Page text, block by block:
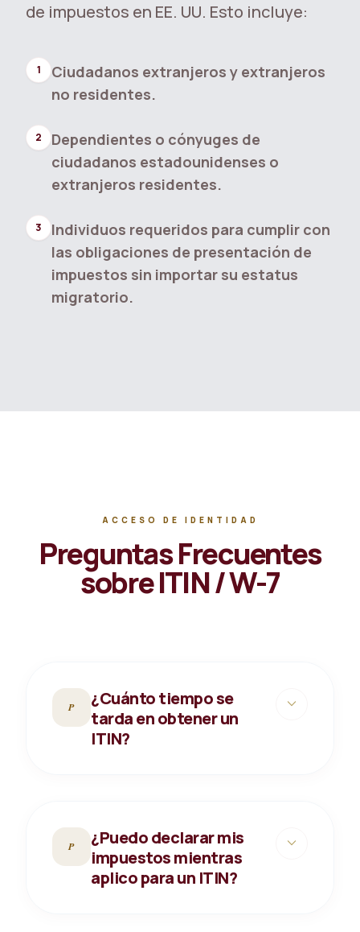
de impuestos en EE. UU. Esto incluye:
1
Ciudadanos extranjeros y extranjeros
no residentes.
2
Dependientes o cónyuges de
ciudadanos estadounidenses o
extranjeros residentes.
3
Individuos requeridos para cumplir con
las obligaciones de presentación de
impuestos sin importar su estatus
migratorio.
ACCESO DE IDENTIDAD
Preguntas Frecuentes
sobre ITIN / W-7
P
¿Cuánto tiempo se
tarda en obtener un
ITIN?
expand_more
P
¿Puedo declarar mis
impuestos mientras
aplico para un ITIN?
expand_more